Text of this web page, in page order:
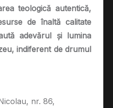
teologică autentică,
de înaltă calitate
adevărul și lumina
indiferent de drumul
nr. 86,